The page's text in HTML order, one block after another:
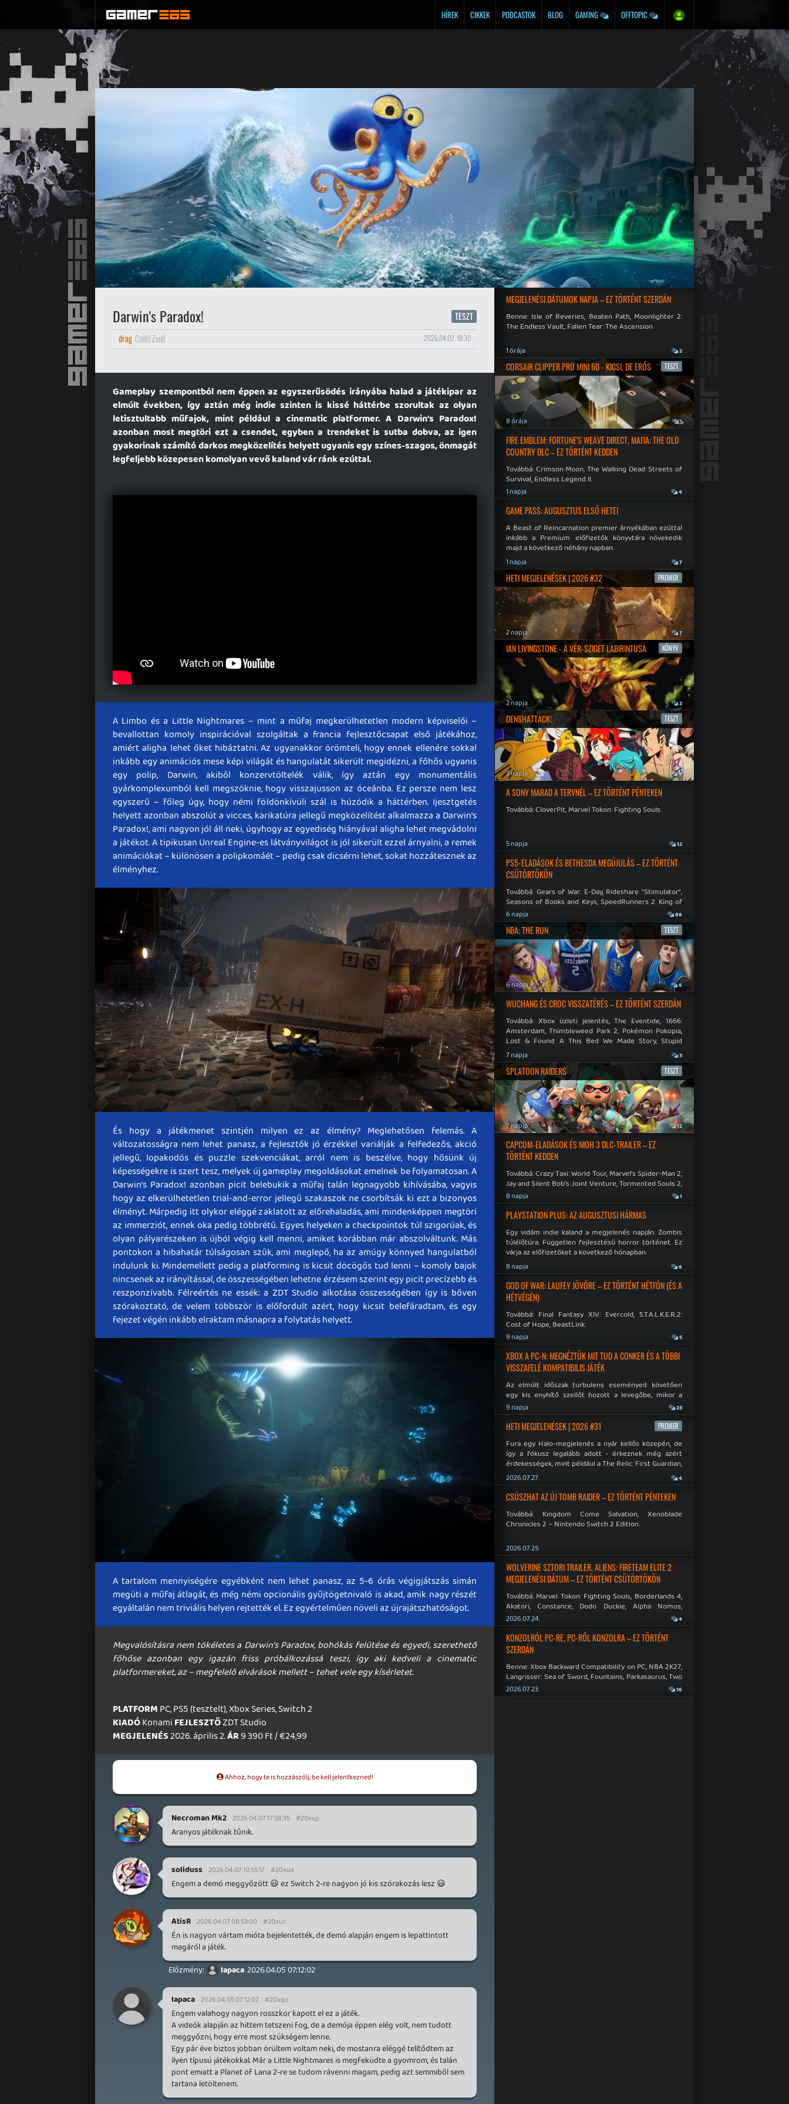
HÍREK CIKKEK PODCASTOK BLOG GAMING OFFTOPIC
Darwin's Paradox!
TESZT
drag Csető Zsolt 2026.04.02. 18:30
Gameplay szempontból nem éppen az egyszerűsödés irányába halad a játékipar az
elmúlt években, így aztán még indie szinten is kissé háttérbe szorultak az olyan
letisztultabb műfajok, mint például a cinematic platformer. A Darwin’s Paradox!
azonban most megtöri ezt a csendet, egyben a trendeket is sutba dobva, az igen
gyakorinak számító darkos megközelítés helyett ugyanis egy színes-szagos, önmagát
legfeljebb közepesen komolyan vevő kaland vár ránk ezúttal.
A Limbo és a Little Nightmares – mint a műfaj megkerülhetetlen modern képviselői –
bevallottan komoly inspirációval szolgáltak a francia fejlesztőcsapat első játékához,
amiért aligha lehet őket hibáztatni. Az ugyanakkor örömteli, hogy ennek ellenére sokkal
inkább egy animációs mese képi világát és hangulatát sikerült megidézni, a főhős ugyanis
egy polip, Darwin, akiből konzervtöltelék válik, így aztán egy monumentális
gyárkomplexumból kell megszöknie, hogy visszajusson az óceánba. Ez persze nem lesz
egyszerű – főleg úgy, hogy némi földönkívüli szál is húzódik a háttérben. Ijesztgetés
helyett azonban abszolút a vicces, karikatúra jellegű megközelítést alkalmazza a Darwin’s
Paradox!, ami nagyon jól áll neki, úgyhogy az egyediség hiányával aligha lehet megvádolni
a játékot. A tipikusan Unreal Engine-es látványvilágot is jól sikerült ezzel árnyalni, a remek
animációkat – különösen a polipkomáét – pedig csak dicsérni lehet, sokat hozzátesznek az
élményhez.
És hogy a játékmenet szintjén milyen ez az élmény? Meglehetősen felemás. A
változatosságra nem lehet panasz, a fejlesztők jó érzékkel variálják a felfedezős, akció
jellegű, lopakodós és puzzle szekvenciákat, arról nem is beszélve, hogy hősünk új
képességekre is szert tesz, melyek új gameplay megoldásokat emelnek be folyamatosan. A
Darwin’s Paradox! azonban picit belebukik a műfaj talán legnagyobb kihívásába, vagyis
hogy az elkerülhetetlen trial-and-error jellegű szakaszok ne csorbítsák ki ezt a bizonyos
élményt. Márpedig itt olykor eléggé zaklatott az előrehaladás, ami mindenképpen megtöri
az immerziót, ennek oka pedig többrétű. Egyes helyeken a checkpointok túl szigorúak, és
olyan pályarészeken is újból végig kell menni, amiket korábban már abszolváltunk. Más
pontokon a hibahatár túlságosan szűk, ami meglepő, ha az amúgy könnyed hangulatból
indulunk ki. Mindemellett pedig a platforming is kicsit döcögős tud lenni – komoly bajok
nincsenek az irányítással, de összességében lehetne érzésem szerint egy picit precízebb és
reszponzívabb. Félreértés ne essék: a ZDT Studio alkotása összességében így is bőven
szórakoztató, de velem többször is előfordult azért, hogy kicsit belefáradtam, és egy
fejezet végén inkább elraktam másnapra a folytatás helyett.
A tartalom mennyiségére egyébként nem lehet panasz, az 5-6 órás végigjátszás simán
megüti a műfaj átlagát, és még némi opcionális gyűjtögetnivaló is akad, amik nagy részét
egyáltalán nem triviális helyen rejtették el. Ez egyértelműen növeli az újrajátszhatóságot.
Megvalósításra nem tökéletes a Darwin’s Paradox, bohókás felütése és egyedi, szerethető
főhőse azonban egy igazán friss próbálkozássá teszi, így aki kedveli a cinematic
platformereket, az – megfelelő elvárások mellett – tehet vele egy kísérletet.
PLATFORM PC, PS5 (tesztelt), Xbox Series, Switch 2
KIADÓKonami FEJLESZTŐZDT Studio
MEGJELENÉS2026. április 2.ÁR9 390 Ft / €24,99
Ahhoz, hogy te is hozzászólj, be kell jelentkezned!
Necroman Mk2 2026.04.07 17:58:35 #20xvp
Aranyos játéknak tűnik.
soliduss 2026.04.07 10:55:17 #20xux
Engem a demó meggyőzött 😃 ez Switch 2-re nagyon jó kis szórakozás lesz 😃
AtisR 2026.04.07 08:53:00 #20xuc
Én is nagyon vártam mióta bejelentették, de demó alapján engem is lepattintott
magáról a játék.
lapaca 2026.04.05 07:12:02
lapaca 2026.04.05 07:12:02 #20xqo
Engem valahogy nagyon rosszkor kapott el ez a játék.
A videók alapján az hittem tetszeni fog, de a demója éppen elég volt, nem tudott
meggyőzni, hogy erre most szükségem lenne.
Egy pár éve biztos jobban örültem voltam neki, de mostanra eléggé telítődtem az
ilyen típusú játékokkal. Már a Little Nightmares is megfeküdte a gyomrom, és talán
pont emiatt a Planet of Lana 2-re se tudom rávenni magam, pedig azt semmiből sem
tartana letöltenem.
MEGJELENÉSI DÁTUMOK NAPJA – EZ TÖRTÉNT SZERDÁN
Benne: Isle of Reveries, Beaten Path, Moonlighter 2:
The Endless Vault, Fallen Tear: The Ascension.
1 órája 2
CORSAIR CLIPPER PRO MINI 60 - KICSI, DE ERŐS TESZT
8 órája 1
FIRE EMBLEM: FORTUNE'S WEAVE DIRECT, MAFIA: THE OLD
COUNTRY DLC – EZ TÖRTÉNT KEDDEN
Továbbá: Crimson Moon, The Walking Dead: Streets of
Survival, Endless Legend II.
1 napja 4
GAME PASS: AUGUSZTUS ELSŐ HETEI
A Beast of Reincarnation premier árnyékában ezúttal
inkább a Premium előfizetők könyvtára növekedik
majd a következő néhány napban.
1 napja 7
HETI MEGJELENÉSEK | 2026 #32 PREMIER
2 napja 7
IAN LIVINGSTONE - A VÉR-SZIGET LABIRINTUSA KÖNYV
2 napja 2
DENSHATTACK! TESZT
3 napja 9
A SONY MARAD A TERVNÉL – EZ TÖRTÉNT PÉNTEKEN
Továbbá: CloverPit, Marvel Tokon: Fighting Souls.
5 napja 12
PS5-ELADÁSOK ÉS BETHESDA MEGÚJULÁS – EZ TÖRTÉNT
CSÜTÖRTÖKÖN
Továbbá: Gears of War: E-Day, Rideshare "Stimulator",
Seasons of Books and Keys, SpeedRunners 2: King of
Speed.
6 napja 86
NBA: THE RUN TESZT
6 napja 6
WUCHANG ÉS CROC VISSZATÉRÉS – EZ TÖRTÉNT SZERDÁN
Továbbá: Xbox üzleti jelentés, The Eventide, 1666:
Amsterdam, Thimbleweed Park 2, Pokémon Pokopia,
Lost & Found: A This Bed We Made Story, Stupid
Never Dies.
7 napja 3
SPLATOON RAIDERS TESZT
7 napja 12
CAPCOM-ELADÁSOK ÉS NIOH 3 DLC-TRAILER – EZ
TÖRTÉNT KEDDEN
Továbbá: Crazy Taxi: World Tour, Marvel's Spider-Man 2,
Jay and Silent Bob's Joint Venture, Tormented Souls 2,
No More Room in Hell, Slain 2: The Beast Within.
8 napja 1
PLAYSTATION PLUS: AZ AUGUSZTUSI HÁRMAS
Egy vidám indie kaland a megjelenés napján. Zombis
túlélőtúra. Független fejlesztésű horror történet. Ez
várja az előfizetőket a következő hónapban.
8 napja 6
GOD OF WAR: LAUFEY JÖVŐRE – EZ TÖRTÉNT HÉTFŐN (ÉS A
HÉTVÉGÉN)
Továbbá: Final Fantasy XIV: Evercold, S.T.A.L.K.E.R.2:
Cost of Hope, BeastLink.
9 napja 5
XBOX A PC-N: MEGNÉZTÜK MIT TUD A CONKER ÉS A TÖBBI
VISSZAFELÉ KOMPATIBILIS JÁTÉK
Az elmúlt időszak turbulens eseményeit követően
egy kis enyhítő szellőt hozott a levegőbe, mikor a
Microsoft bejelentette, hogy PC-re is kiterjesztik az
Xbox Original visszafelé kompatibilitást. Lássuk,
meddig jutottak...
9 napja 23
HETI MEGJELENÉSEK | 2026 #31 PREMIER
Fura egy Halo-megjelenés a nyár kellős közepén, de
így a fókusz legalább adott - érkeznek még azért
érdekességek, mint például a The Relic: First Guardian,
a Xenoblade Chronicles 2 és a Dispatch új átiratai vagy
éppen a Mistfall Hunter
2026.07.27. 4
CSÚSZHAT AZ ÚJ TOMB RAIDER – EZ TÖRTÉNT PÉNTEKEN
Továbbá: Kingdom Come Salvation, Xenoblade
Chronicles 2 – Nintendo Switch 2 Edition.
2026.07.25.
WOLVERINE SZTORI TRAILER, ALIENS: FIRETEAM ELITE 2
MEGJELENÉSI DÁTUM – EZ TÖRTÉNT CSÜTÖRTÖKÖN
Továbbá: Marvel Tokon: Fighting Souls, Borderlands 4,
Akatori, Constance, Dodo Duckie, Alpha Nomos,
Sombras: Negative Frames.
2026.07.24. 4
KONZOLRÓL PC-RE, PC-RŐL KONZOLRA – EZ TÖRTÉNT
SZERDÁN
Benne: Xbox Backward Compatibility on PC, NBA 2K27,
Langrisser: Sea of Sword, Fountains, Parkasaurus, Two
Point Hospital: Full Health Collection.
2026.07.23. 16